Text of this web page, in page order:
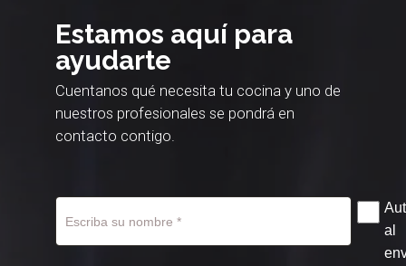
Estamos aquí para
ayudarte
Cuentanos qué necesita tu cocina y uno de
nuestros profesionales se pondrá en
contacto contigo.
al